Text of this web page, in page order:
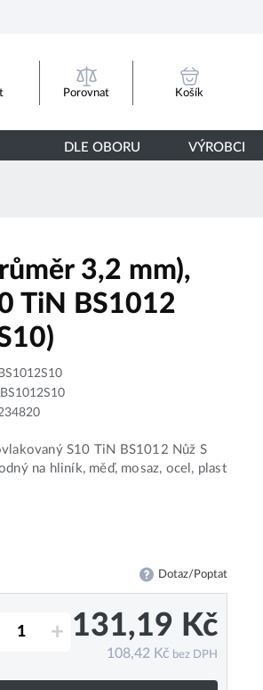
Porovnat Košík
DLE OBORU VÝROBCI
3,2 mm),
TiN BS1012
S10 TiN BS1012 Nůž S
na hliník, měď, mosaz, ocel, plast
Dotaz/Poptat
+ 131,19 Kč
108,42 Kč bez DPH